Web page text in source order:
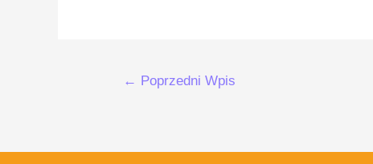
Nawigacja
← Poprzedni Wpis